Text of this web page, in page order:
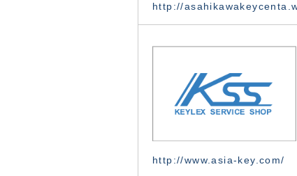
http://
http://www.asia-key.com/